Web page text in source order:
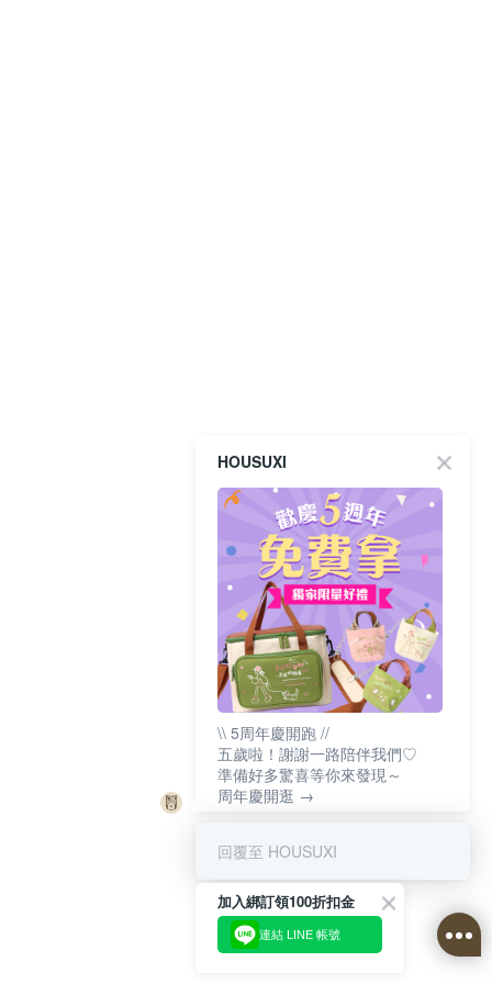
HOUSUXI
\\ 5周年慶開跑 //
五歲啦！謝謝一路陪伴我們♡
準備好多驚喜等你來發現～
周年慶開逛 →
回覆至 HOUSUXI
加入綁訂領100折扣金
連結 LINE 帳號